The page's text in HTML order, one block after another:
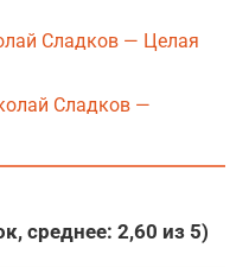
Сладков — Целая
Сладков —
среднее: 2,60 из 5)